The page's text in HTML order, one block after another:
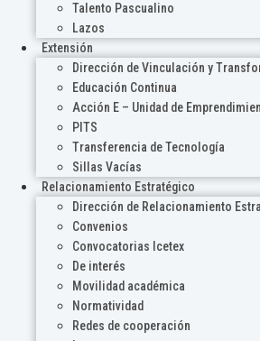
Talento Pascualino
Lazos
Extensión
Dirección de Vinculación y
Educación Continua
Acción E – Unidad de
PITS
Transferencia de Tecnología
Sillas Vacías
Relacionamiento Estratégico
Dirección de Relacionamiento
Convenios
Convocatorias Icetex
De interés
Movilidad académica
Normatividad
Redes de cooperación